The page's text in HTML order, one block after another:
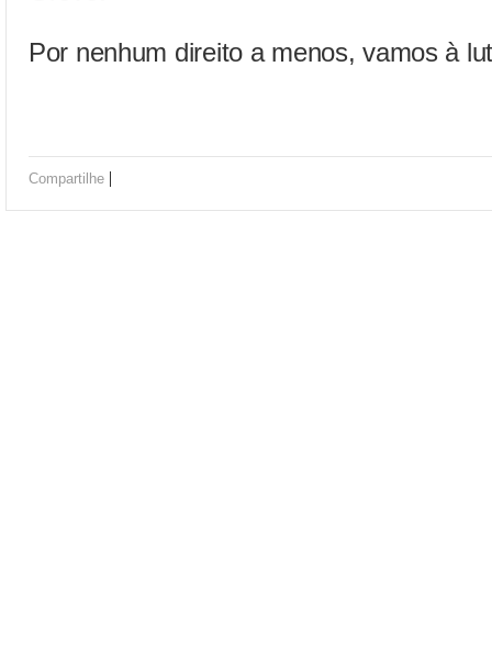
Por nenhum direito a menos, vamos à
Compartilhe |